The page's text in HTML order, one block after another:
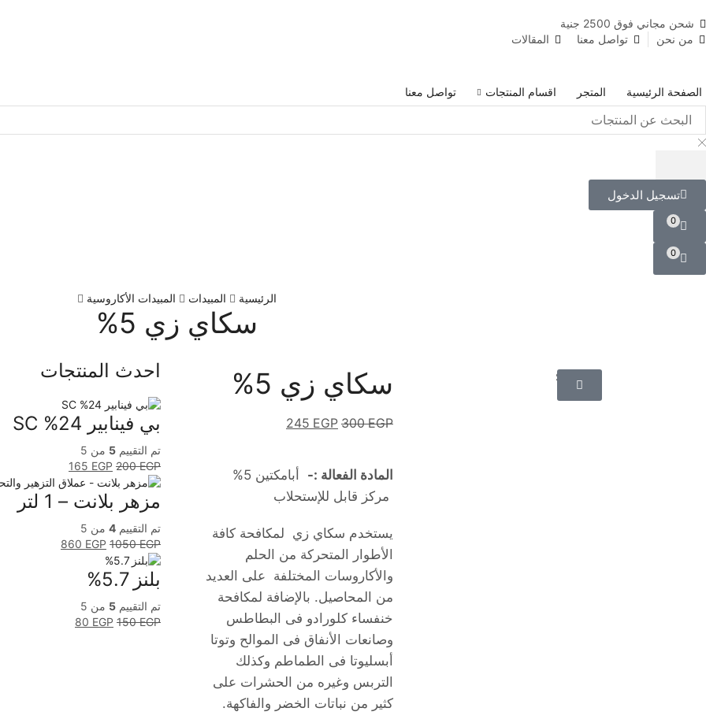
شحن مجاني فوق 2500 جنية
من نحن
تواصل معنا المقالات
الصفحة الرئيسية المتجر اقسام المنتجات تواصل معنا
تسجيل الدخول
0
0
الرئيسية المبيدات المبيدات الأكاروسية
سكاي زي 5%
Sale 18% سكاي زي 5%
300EGP
245 EGP
المادة الفعالة :-
أبامكتين 5%
مركز قابل للإستحلاب
يستخدم سكاي زي لمكافحة كافة
الأطوار المتحركة من الحلم
والأكاروسات المختلفة على العديد
من المحاصيل. بالإضافة لمكافحة
خنفساء كلورادو فى البطاطس
وصانعات الأنفاق فى الموالح وتوتا
أبسليوتا فى الطماطم وكذلك
التربس وغيره من الحشرات على
كثير من نباتات الخضر والفاكهة.
احدث المنتجات
بي فينابير 24% SC
تم التقييم 5 من 5
200EGP
165 EGP
مزهر بلانت – 1 لتر
تم التقييم 4 من 5
1050EGP
860 EGP
بلنز 5.7%
تم التقييم 5 من 5
150EGP
80 EGP